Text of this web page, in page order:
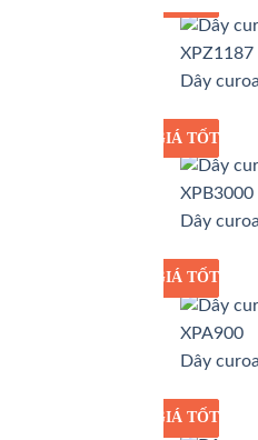
Dây
GIÁ SỈ
GIÁ TỐT
Dây
GIÁ SỈ
GIÁ TỐT
Dây
GIÁ SỈ
GIÁ TỐT